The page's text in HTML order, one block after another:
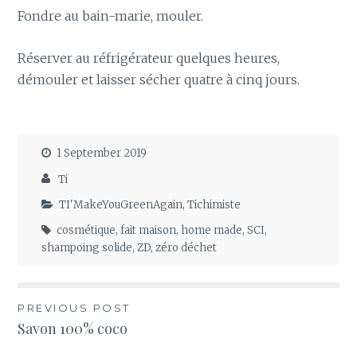
Fondre au bain-marie, mouler.
Réserver au réfrigérateur quelques heures,
démouler et laisser sécher quatre à cinq jours.
1 September 2019
Ti
TI'MakeYouGreenAgain,Tichimiste
cosmétique,fait maison, home made,SCI,
shampoing solide,ZD,zéro déchet
Post
PREVIOUS POST
Savon 100% coco